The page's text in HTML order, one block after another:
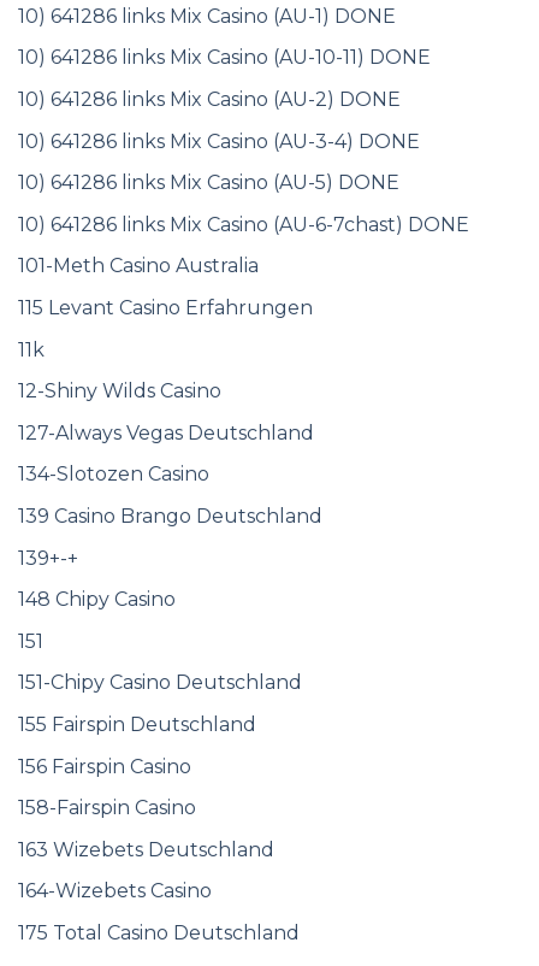
10) 641286 links Mix Casino (AU-1) DONE
10) 641286 links Mix Casino (AU-10-11) DONE
10) 641286 links Mix Casino (AU-2) DONE
10) 641286 links Mix Casino (AU-3-4) DONE
10) 641286 links Mix Casino (AU-5) DONE
10) 641286 links Mix Casino (AU-6-7chast) DONE
101-Meth Casino Australia
115 Levant Casino Erfahrungen
11k
12-Shiny Wilds Casino
127-Always Vegas Deutschland
134-Slotozen Casino
139 Casino Brango Deutschland
139+-+
148 Chipy Casino
151
151-Chipy Casino Deutschland
155 Fairspin Deutschland
156 Fairspin Casino
158-Fairspin Casino
163 Wizebets Deutschland
164-Wizebets Casino
175 Total Casino Deutschland